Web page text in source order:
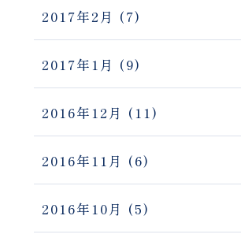
2017年2月 (7)
2017年1月 (9)
2016年12月 (11)
2016年11月 (6)
2016年10月 (5)